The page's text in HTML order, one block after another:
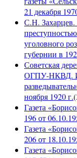
21 декабря
С.Н. Захарцев.
уголовного
губернии в
Советская
ОГПУ-НКВД.
ноября 1920 г.(
Газета
196 от
Газета
206 от
Газета